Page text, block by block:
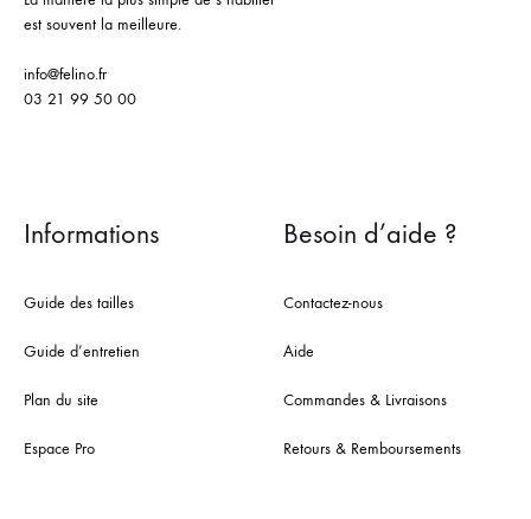
est souvent la meilleure.
info@felino.fr
03 21 99 50 00
Informations
Guide des tailles
Guide d’entretien
Plan du site
Espace Pro
Besoin d’aide ?
Contactez-nous
Aide
Commandes & Livraisons
Retours & Remboursements